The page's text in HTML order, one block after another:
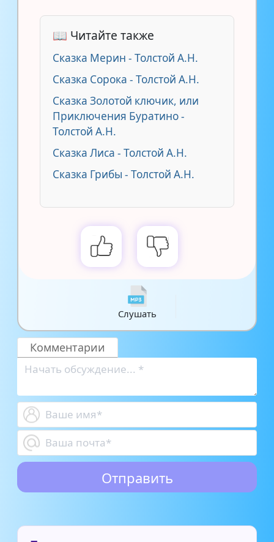
📖 Читайте также
Сказка Мерин - Толстой А.Н.
Сказка Сорока - Толстой А.Н.
Сказка Золотой ключик, или
Приключения Буратино -
Толстой А.Н.
Сказка Лиса - Толстой А.Н.
Сказка Грибы - Толстой А.Н.
Слушать
Комментарии